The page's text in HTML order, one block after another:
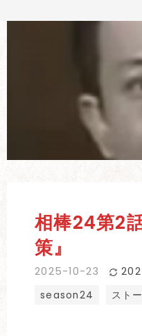
2025-10-23
相棒24第2
策』
season24 スト